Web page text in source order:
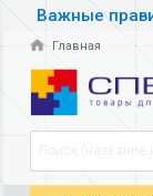
Важные
Главная